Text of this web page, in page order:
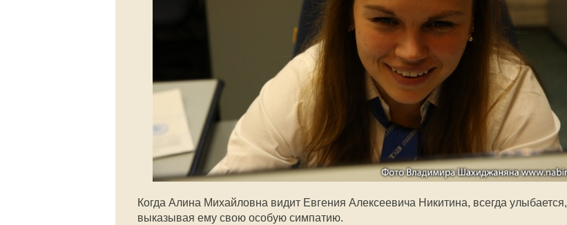
Когда Алина Михайловна видит Евгения Алексеевича Никитина, всегда улыбается,
выказывая ему свою особую симпатию.